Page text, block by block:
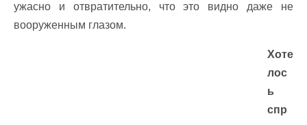
ужасно и отвратительно, что это видно даже не
вооруженным глазом.
Хоте
лос
ь
спр